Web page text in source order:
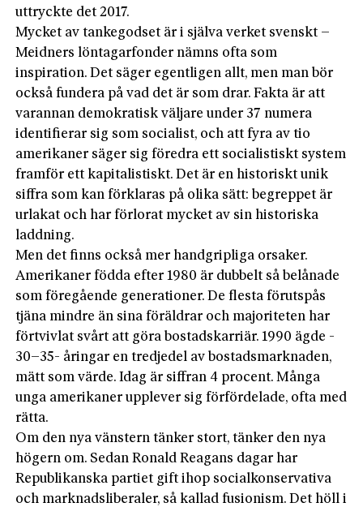
uttryckte det 2017.
Mycket av tankegodset är i själva verket svenskt –
Meidners löntagarfonder nämns ofta som
inspiration. Det säger egentligen allt, men man bör
också fundera på vad det är som drar. Fakta är att
varannan demokratisk väljare under 37 numera
identifierar sig som socialist, och att fyra av tio
amerikaner säger sig föredra ett socialistiskt system
framför ett kapitalistiskt. Det är en historiskt unik
siffra som kan förklaras på olika sätt: begreppet är
urlakat och har förlorat mycket av sin historiska
laddning.
Men det finns också mer handgripliga orsaker.
Amerikaner födda efter 1980 är dubbelt så belånade
som föregående generationer. De flesta förutspås
tjäna mindre än sina föräldrar och majoriteten har
förtvivlat svårt att göra bostadskarriär. 1990 ägde ­
30–35- åringar en tredjedel av bostadsmarknaden,
mätt som värde. Idag är siffran 4 procent. Många
unga amerikaner upplever sig förfördelade, ofta med
rätta.
Om den nya vänstern tänker stort, tänker den nya
högern om. Sedan Ronald Reagans dagar har
Republikanska partiet gift ihop socialkonservativa
och marknadsliberaler, så kallad fusionism. Det höll i